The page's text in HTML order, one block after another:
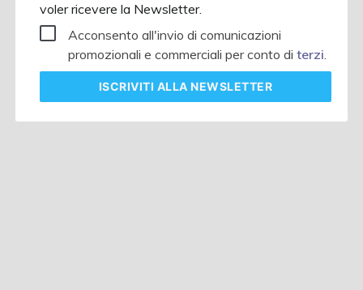
voler ricevere la Newsletter.
Acconsento all'invio di comunicazioni
promozionali e commerciali per conto diterzi.
ISCRIVITI ALLA NEWSLETTER